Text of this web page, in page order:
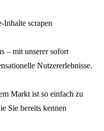
Inhalte scrapen
– mit unserer sofort
Nutzererlebnisse.
Markt ist so einfach zu
Sie bereits kennen